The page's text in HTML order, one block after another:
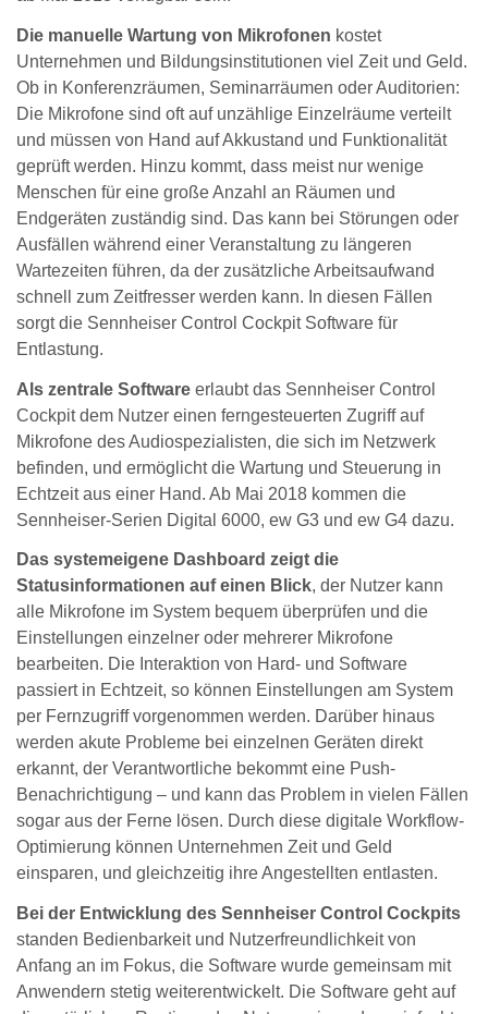
Die manuelle Wartung von Mikrofonen kostet
Unternehmen und Bildungsinstitutionen viel Zeit und Geld.
Ob in Konferenzräumen, Seminarräumen oder Auditorien:
Die Mikrofone sind oft auf unzählige Einzelräume verteilt
und müssen von Hand auf Akkustand und Funktionalität
geprüft werden. Hinzu kommt, dass meist nur wenige
Menschen für eine große Anzahl an Räumen und
Endgeräten zuständig sind. Das kann bei Störungen oder
Ausfällen während einer Veranstaltung zu längeren
Wartezeiten führen, da der zusätzliche Arbeitsaufwand
schnell zum Zeitfresser werden kann. In diesen Fällen
sorgt die Sennheiser Control Cockpit Software für
Entlastung.
Als zentrale Software erlaubt das Sennheiser Control
Cockpit dem Nutzer einen ferngesteuerten Zugriff auf
Mikrofone des Audiospezialisten, die sich im Netzwerk
befinden, und ermöglicht die Wartung und Steuerung in
Echtzeit aus einer Hand. Ab Mai 2018 kommen die
Sennheiser-Serien Digital 6000, ew G3 und ew G4 dazu.
Das systemeigene Dashboard zeigt die
Statusinformationen auf einen Blick, der Nutzer kann
alle Mikrofone im System bequem überprüfen und die
Einstellungen einzelner oder mehrerer Mikrofone
bearbeiten. Die Interaktion von Hard- und Software
passiert in Echtzeit, so können Einstellungen am System
per Fernzugriff vorgenommen werden. Darüber hinaus
werden akute Probleme bei einzelnen Geräten direkt
erkannt, der Verantwortliche bekommt eine Push-
Benachrichtigung – und kann das Problem in vielen Fällen
sogar aus der Ferne lösen. Durch diese digitale Workflow-
Optimierung können Unternehmen Zeit und Geld
einsparen, und gleichzeitig ihre Angestellten entlasten.
Bei der Entwicklung des Sennheiser Control Cockpits
standen Bedienbarkeit und Nutzerfreundlichkeit von
Anfang an im Fokus, die Software wurde gemeinsam mit
Anwendern stetig weiterentwickelt. Die Software geht auf